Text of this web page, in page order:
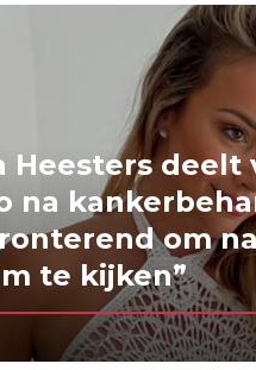
Heesters deelt
na
om
te kijken”